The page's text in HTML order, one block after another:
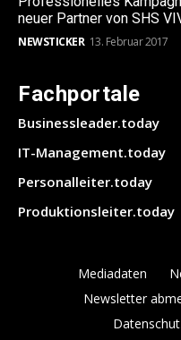
neuer Partner von SHS
NEWSTICKER 13. Februar 2017
Fachportale
Businessleader.today
IT-Management.today
Personalleiter.today
Produktionsleiter.today
Mediadaten
Newsletter